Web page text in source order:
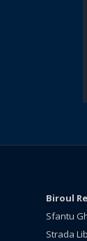
Biroul
Sfantu
Strada